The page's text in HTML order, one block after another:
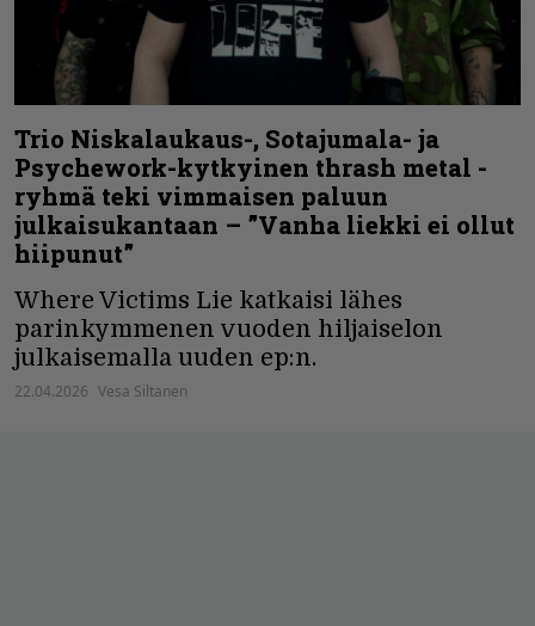
Trio Niskalaukaus-, Sotajumala- ja
Psychework-kytkyinen thrash metal -
ryhmä teki vimmaisen paluun
julkaisukantaan – ”Vanha liekki ei ollut
hiipunut”
Where Victims Lie katkaisi lähes
parinkymmenen vuoden hiljaiselon
julkaisemalla uuden ep:n.
22.04.2026 Vesa Siltanen